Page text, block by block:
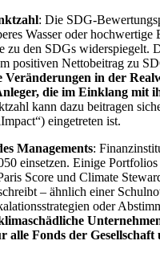
: Die SDG-
Wasser oder
zu den SDGs widerspiegelt.
positiven Nettobeitrag zu
Veränderungen in der
die im Einklang mit
kann dazu beitragen
eingetreten ist.
Managements:
einsetzen. Einige
Score und Climate
– ähnlich einer
oder
alle Fonds der